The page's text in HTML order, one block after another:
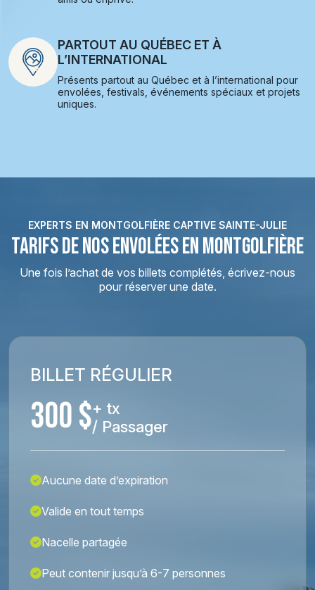
PARTOUT AU QUÉBEC ET À
L’INTERNATIONAL
Présents partout au Québec et à l’international pour
envolées, festivals, événements spéciaux et projets
uniques.
EXPERTS EN MONTGOLFIÈRE CAPTIVE SAINTE-JULIE
TARIFS DE NOS ENVOLÉES EN MONTGOLFIÈRE
Une fois l’achat de vos billets complétés, écrivez-nous
pour réserver une date.
BILLET RÉGULIER
300 $+ tx
/ Passager
Aucune date d’expiration
Valide en tout temps
Nacelle partagée
Peut contenir jusqu’à 6-7 personnes